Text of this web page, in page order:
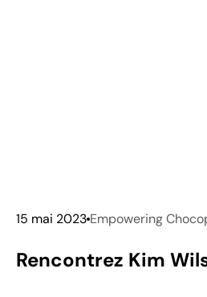
15 mai 2023 Empowering
Rencontrez Kim